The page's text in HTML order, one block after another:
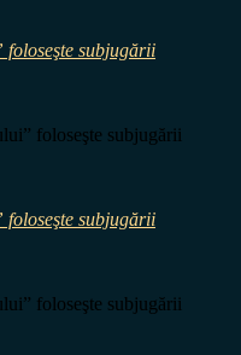
foloseşte subjugării
foloseşte subjugării
foloseşte subjugării
foloseşte subjugării